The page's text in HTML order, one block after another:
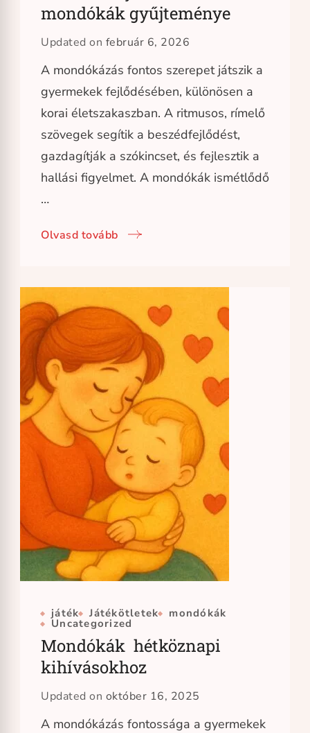
mondókák gyűjteménye
Updated on február 6, 2026
A mondókázás fontos szerepet játszik a
gyermekek fejlődésében, különösen a
korai életszakaszban. A ritmusos, rímelő
szövegek segítik a beszédfejlődést,
gazdagítják a szókincset, és fejlesztik a
hallási figyelmet. A mondókák ismétlődő
…
Olvasd tovább
játék Játékötletek mondókák
Uncategorized
Mondókák hétköznapi
kihívásokhoz
Updated on október 16, 2025
A mondókázás fontossága a gyermekek